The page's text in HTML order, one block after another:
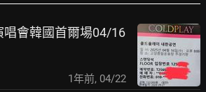
唱會韓國首爾場04/16
1年前, 04/22